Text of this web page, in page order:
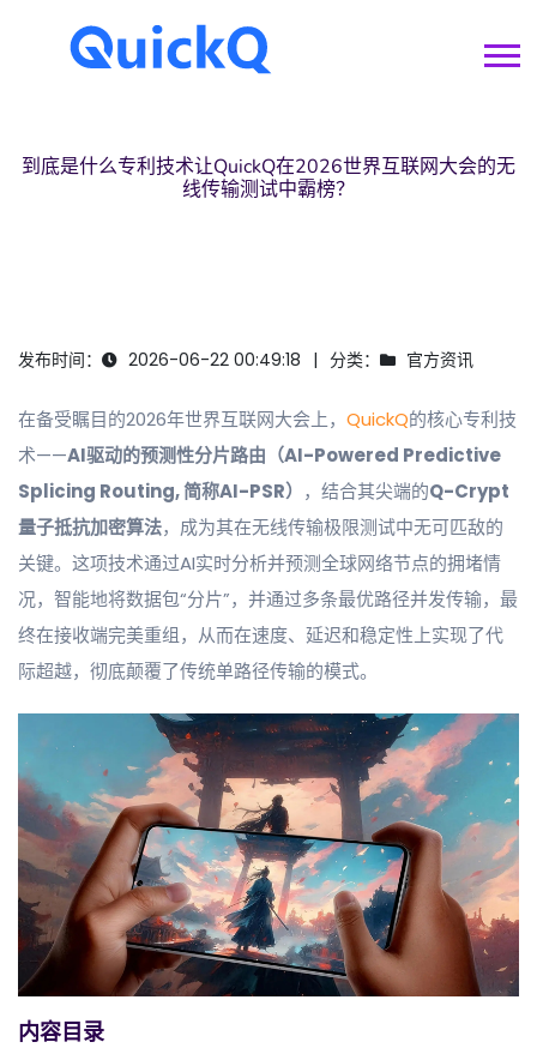
到底是什么专利技术让QuickQ在2026世界互联网大会的无
线传输测试中霸榜？
发布时间： 2026-06-22 00:49:18 分类： 官方资讯
在备受瞩目的2026年世界互联网大会上， QuickQ的核心专利技
术——AI驱动的预测性分片路由（AI-Powered Predictive
Splicing Routing, 简称AI-PSR） ，结合其尖端的Q-Crypt
量子抵抗加密算法，成为其在无线传输极限测试中无可匹敌的
关键。这项技术通过AI实时分析并预测全球网络节点的拥堵情
况，智能地将数据包“分片”，并通过多条最优路径并发传输，最
终在接收端完美重组，从而在速度、延迟和稳定性上实现了代
际超越，彻底颠覆了传统单路径传输的模式。
内容目录